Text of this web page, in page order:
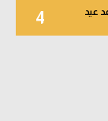
4 عيد